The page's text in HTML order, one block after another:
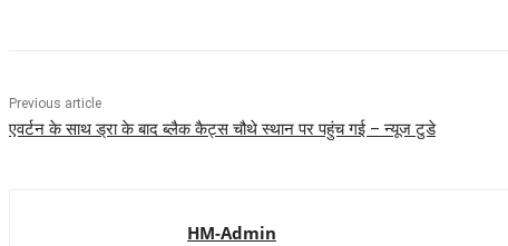
Previous article
एवर्टन के साथ ड्रा के बाद ब्लैक कैट्स चौथे स्थान पर पहुंच गई – न्यूज टुडे
HM-Admin